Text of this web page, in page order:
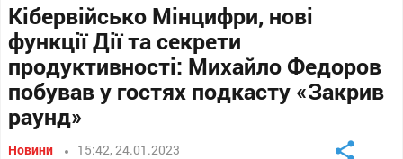
Кібервійсько Мінцифри, нові
функції Дії та секрети
продуктивності: Михайло Федоров
побував у гостях подкасту «Закрив
раунд»
Новини 15:42, 24.01.2023